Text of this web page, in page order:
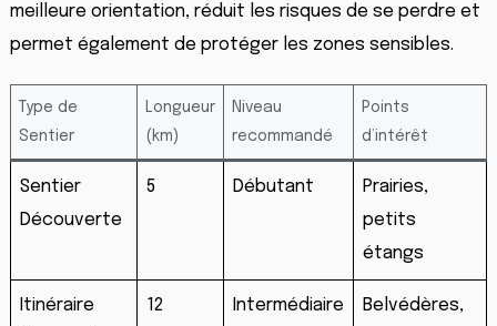
meilleure orientation, réduit les risques de se perdre et
permet également de protéger les zones sensibles.
Type de
Sentier
Longueur
(km)
Niveau
recommandé
Points
d’intérêt
Sentier
Découverte
5 Débutant
Prairies,
petits
étangs
Itinéraire
12 Intermédiaire
Belvédères,